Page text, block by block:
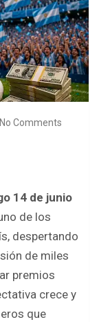
No Comments
14 de junio
de los
despertando
de miles
premios
crece y
que